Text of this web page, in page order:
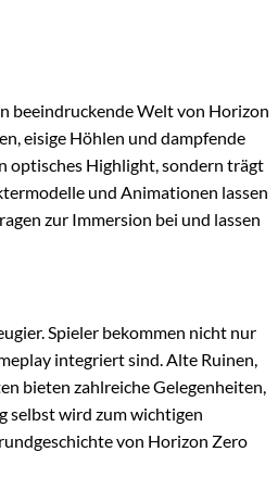
beeindruckende Welt von Horizon
eisige Höhlen und dampfende
optisches Highlight, sondern trägt
und Animationen lassen
zur Immersion bei und lassen
Spieler bekommen nicht nur
integriert sind. Alte Ruinen,
bieten zahlreiche Gelegenheiten,
selbst wird zum wichtigen
von Horizon Zero